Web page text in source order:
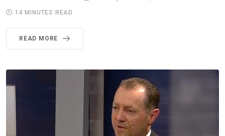
14 MINUTES READ
READ MORE